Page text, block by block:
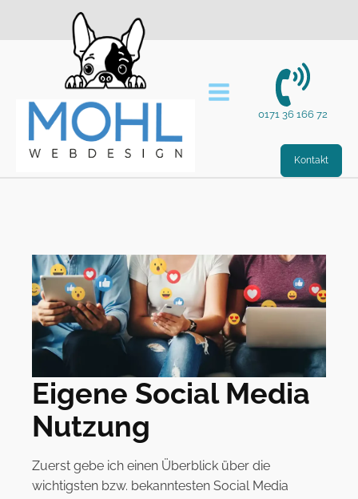
0171 36 166 72
Kontakt
Eigene Social Media
Nutzung
Zuerst gebe ich einen Überblick über die
wichtigsten bzw. bekanntesten Social Media